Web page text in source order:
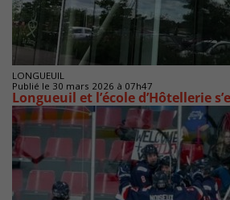
LONGUEUIL
Publié le 30 mars 2026 à 07h47
Longueuil et l’école d’Hôtellerie